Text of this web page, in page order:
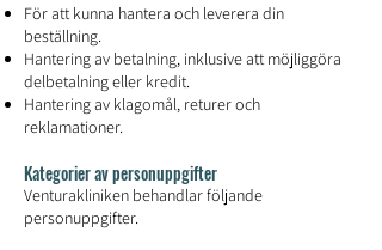
För att kunna hantera och leverera din
beställning.
Hantering av betalning, inklusive att möjliggöra
delbetalning eller kredit.
Hantering av klagomål, returer och
reklamationer.
Kategorier av personuppgifter
Venturakliniken behandlar följande
personuppgifter.